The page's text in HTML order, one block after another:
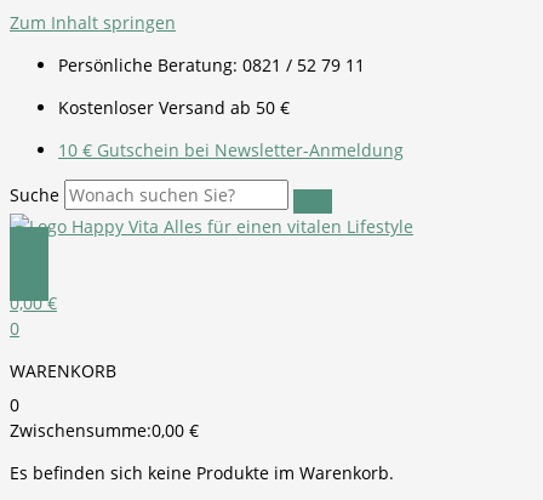
Zum Inhalt springen
Persönliche Beratung: 0821 / 52 79 11
Kostenloser Versand ab 50 €
10 € Gutschein bei Newsletter-Anmeldung
Suche
0,00€
0
WARENKORB
0
Zwischensumme:0,00 €
Es befinden sich keine Produkte im Warenkorb.